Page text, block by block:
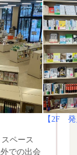
【2F
ペース
での出会